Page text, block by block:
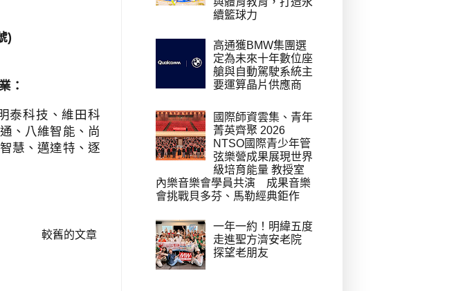
)
：
泰科技、維田科
、八維智能、尚
慧、邁達特、逐
較舊的文章
續籃球力
高通獲BMW集團選
定為未來十年數位座
艙與自動駕駛系統主
要運算晶片供應商
國際師資雲集、青年
菁英齊聚 2026
NTSO國際青少年管
弦樂營成果展現世界
級培育能量 教授室
內樂音樂會學員共演 成果音樂
會挑戰貝多芬、馬勒經典鉅作
一年一約！明緯五度
走進聖方濟安老院
探望老朋友